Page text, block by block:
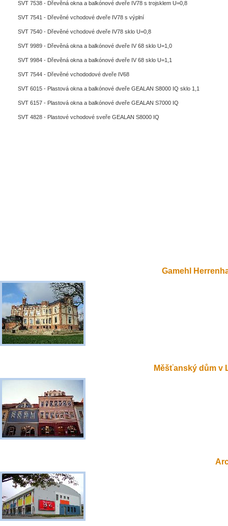
SVT 7538 - Dřevěná okna a balkónové dveře IV78 s trojsklem U=0,8
SVT 7541 - Dřevěné vchodové dveře IV78 s výplní
SVT 7540 - Dřevěné vchodové dveře IV78 sklo U=0,8
SVT 9989 - Dřevěná okna a balkónové dveře IV 68 sklo U=1,0
SVT 9984 - Dřevěná okna a balkónové dveře IV 68 sklo U=1,1
SVT 7544 - Dřevěné vchododové dveře IV68
SVT 6015 - Plastová okna a balkónové dveře GEALAN S8000 IQ sklo 1,1
SVT 6157 - Plastová okna a balkónové dveře GEALAN S7000 IQ
SVT 4828 - Plastové vchodové sveře GEALAN S8000 IQ
Gamehl
Měšťanský dům v